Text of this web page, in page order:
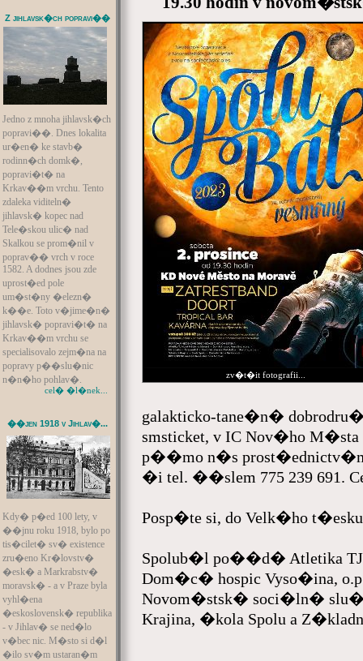
Z jihlavsk�ch popravi��
Jedno z mnoha jihlavsk�ch
popravi��. Dnes lokalita
ur�en� ke stavb�
rodinn�ch domk�,
popravi�t� na
Krkav��m vrchu. Tento
zdaleka viditeln�
jihlavsk� kopec nad
Tele�skou ulic� nad
Skalkou se prom�nil v
poprav�� vrch v roce
1582. A dodnes jsou zde
uprost�ed pole
um�st�ny �elezn�
k��e. Toto v�jime�n�
jihlavsk� popravi�t� na
Krkav��m vrchu se
specialisovalo zejm�na na
popravy p��slu�nic
n�n�ho pohlav�.
cel� �l�nek...
��jen 1918 v Jihlav�...
Kdy� p�ed 100 lety, v
��jnu roku 1918, bylo po
tis�cilet� sv� existence
zru�eno Kr�lovstv�
�esk� a Markrabstv�
moravsk� - a v Praze byla
vyhl�ena
�eskoslovensk� republika
- v Jihlav� se ned�lo
v�bec nic. M�sto si d�l
�ilo sv�m ustaran�m
zv�t�it fotografii...
galakticko-tane�n�
smsticket, v IC Nov�ho
p��mo n�s
�i tel. ��slem 775 239 691.
Posp�te si, do Velk�ho
Spolub�l po��d� Atletika
Dom�c� hospic Vyso�ina,
Novom�stsk� soci�ln�
Krajina, �kola Spolu a